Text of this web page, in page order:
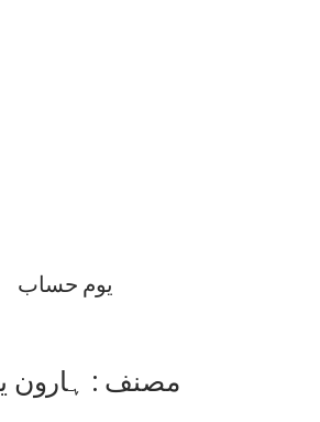
یوم حساب
مصنف : ہارون